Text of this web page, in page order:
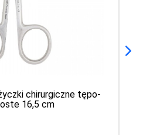
chirurgiczne tępo-
16,5 cm